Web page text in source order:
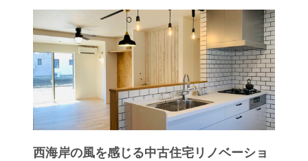
西海岸の風を感じる中古住宅リノベーショ